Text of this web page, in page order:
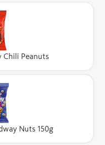
Chili Peanuts
Nuts 150g